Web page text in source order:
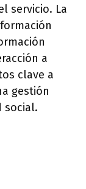
servicio. La
a
clave a
gestión
social.